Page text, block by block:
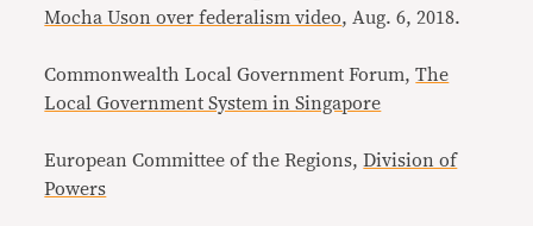
Mocha Uson over federalism video, Aug. 6, 2018.
Commonwealth Local Government Forum,The
Local Government System in Singapore
European Committee of the Regions,Division of
Powers